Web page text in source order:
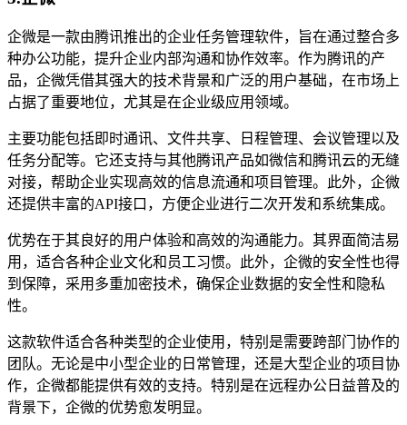
企微是一款由腾讯推出的企业任务管理软件，旨在通过整合多
种办公功能，提升企业内部沟通和协作效率。作为腾讯的产
品，企微凭借其强大的技术背景和广泛的用户基础，在市场上
占据了重要地位，尤其是在企业级应用领域。
主要功能包括即时通讯、文件共享、日程管理、会议管理以及
任务分配等。它还支持与其他腾讯产品如微信和腾讯云的无缝
对接，帮助企业实现高效的信息流通和项目管理。此外，企微
还提供丰富的API接口，方便企业进行二次开发和系统集成。
优势在于其良好的用户体验和高效的沟通能力。其界面简洁易
用，适合各种企业文化和员工习惯。此外，企微的安全性也得
到保障，采用多重加密技术，确保企业数据的安全性和隐私
性。
这款软件适合各种类型的企业使用，特别是需要跨部门协作的
团队。无论是中小型企业的日常管理，还是大型企业的项目协
作，企微都能提供有效的支持。特别是在远程办公日益普及的
背景下，企微的优势愈发明显。